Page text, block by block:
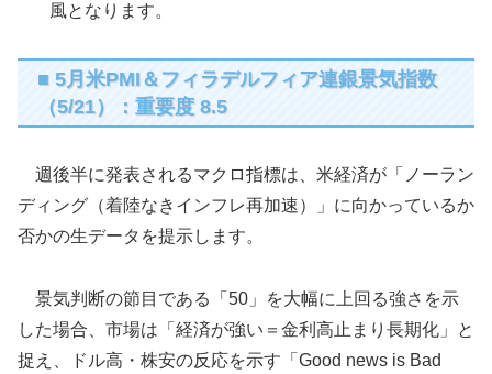
風となります。
■ 5月米PMI＆フィラデルフィア連銀景気指数
（5/21）：重要度 8.5
週後半に発表されるマクロ指標は、米経済が「ノーラン
ディング（着陸なきインフレ再加速）」に向かっているか
否かの生データを提示します。
景気判断の節目である「50」を大幅に上回る強さを示
した場合、市場は「経済が強い＝金利高止まり長期化」と
捉え、ドル高・株安の反応を示す「Good news is Bad